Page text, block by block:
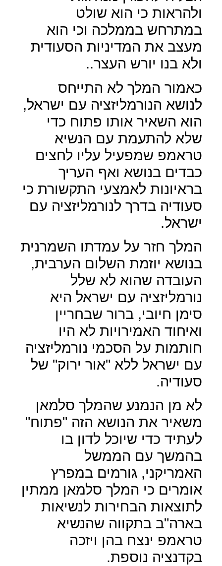
ולהראות כי הוא שולט
במתרחש בממלכה וכי הוא
מעצב את המדיניות הסעודית
ולא בנו יורש העצר..
כאמור המלך לא התייחס
לנושא הנורמליזציה עם ישראל,
הוא השאיר אותו פתוח כדי
שלא להתעמת עם הנשיא
טראמפ שמפעיל עליו לחצים
כבדים בנושא ואף העריך
בראיונות לאמצעי התקשורת כי
סעודיה בדרך לנורמליזציה עם
ישראל.
המלך חזר על עמדתו השמרנית
בנושא יוזמת השלום הערבית,
העובדה שהוא לא שלל
נורמליזציה עם ישראל היא
סימן חיובי, ברור שבחריין
ואיחוד האמירויות לא היו
חותמות על הסכמי נורמליזציה
עם ישראל ללא "אור ירוק" של
סעודיה.
לא מן הנמנע שהמלך סלמאן
משאיר את הנושא הזה "פתוח"
לעתיד כדי שיוכל לדון בו
בהמשך עם הממשל
האמריקני, גורמים במפרץ
אומרים כי המלך סלמאן ממתין
לתוצאות הבחירות לנשיאות
בארה"ב בתקווה שהנשיא
טראמפ ינצח בהן ויזכה
בקדנציה נוספת.